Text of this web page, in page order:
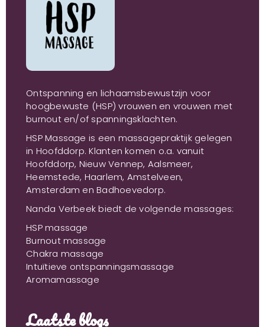
Ontspanning en lichaamsbewustzijn voor
hoogbewuste (HSP) vrouwen en vrouwen met
burnout en/of spanningsklachten.
HSP Massage is een massagepraktijk gelegen
in Hoofddorp. Klanten komen o.a. vanuit
Hoofddorp, Nieuw Vennep, Aalsmeer,
Heemstede, Haarlem, Amstelveen,
Amsterdam en Badhoevedorp.
Nanda Verbeek biedt de volgende massages:
HSP massage
Burnout massage
Chakra massage
Intuïtieve ontspanningsmassage
Aromamassage
Laatste blogs